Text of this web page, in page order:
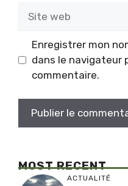
Enregistrer mon
dans le navigateur
commentaire.
MOST RECENT
ACTUALITÉ